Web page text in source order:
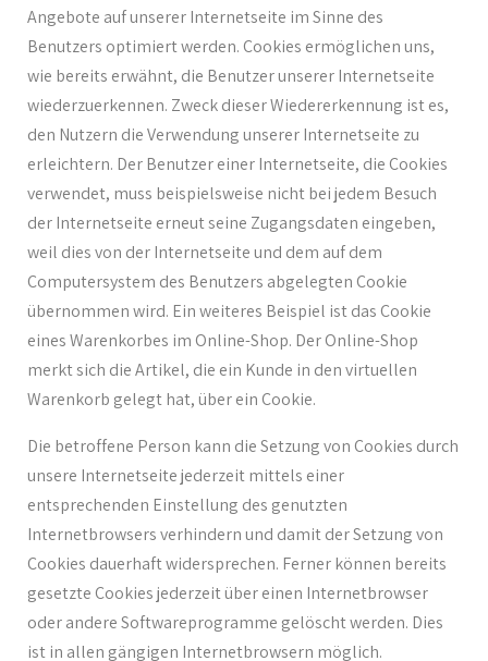
Angebote auf unserer Internetseite im Sinne des
Benutzers optimiert werden. Cookies ermöglichen uns,
wie bereits erwähnt, die Benutzer unserer Internetseite
wiederzuerkennen. Zweck dieser Wiedererkennung ist es,
den Nutzern die Verwendung unserer Internetseite zu
erleichtern. Der Benutzer einer Internetseite, die Cookies
verwendet, muss beispielsweise nicht bei jedem Besuch
der Internetseite erneut seine Zugangsdaten eingeben,
weil dies von der Internetseite und dem auf dem
Computersystem des Benutzers abgelegten Cookie
übernommen wird. Ein weiteres Beispiel ist das Cookie
eines Warenkorbes im Online-Shop. Der Online-Shop
merkt sich die Artikel, die ein Kunde in den virtuellen
Warenkorb gelegt hat, über ein Cookie.
Die betroffene Person kann die Setzung von Cookies durch
unsere Internetseite jederzeit mittels einer
entsprechenden Einstellung des genutzten
Internetbrowsers verhindern und damit der Setzung von
Cookies dauerhaft widersprechen. Ferner können bereits
gesetzte Cookies jederzeit über einen Internetbrowser
oder andere Softwareprogramme gelöscht werden. Dies
ist in allen gängigen Internetbrowsern möglich.